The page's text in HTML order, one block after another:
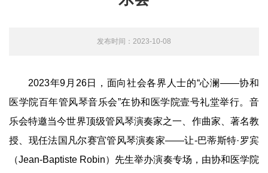
发布时间：2023-10-08
2023年9月26日，面向社会各界人士的“心澜——协和
医学院百年管风琴音乐会”在协和医学院壹号礼堂举行。音
乐会特邀当今世界顶级管风琴演奏家之一、作曲家、著名教
授、现任法国凡尔赛宫管风琴演奏家——让-巴蒂斯特·罗宾
（Jean-Baptiste Robin）先生举办演奏专场，由协和医学院